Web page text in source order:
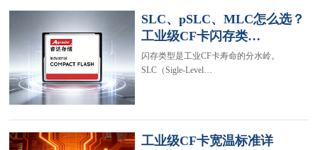
SLC、pSLC、MLC怎么选？
工业级CF卡闪存类…
闪存类型是工业CF卡寿命的分水岭。
SLC（Sigle-Level…
工业级CF卡宽温标准详